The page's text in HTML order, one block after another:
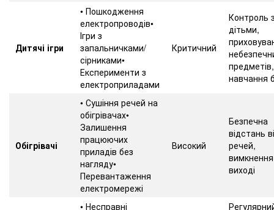
Дитячі ігри
• Пошкодження
електропроводів•
Ігри з
запальничками/
сірниками•
Експерименти з
електроприладами
Критичний
Контроль
дітьми,
предметів,
навчання
Обігрівачі
• Сушіння речей на
обігрівачах•
Залишення
працюючих
приладів без
нагляду•
Перевантаження
електромережі
Високий
Безпечна
відстань
речей,
виході
• Несправні